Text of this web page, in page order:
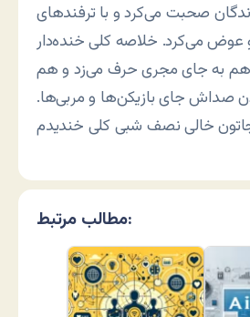
صحبت می‌کرد و با ترفندهای
عوض می‌کرد. خلاصه کلی خنده‌دار
هم به جای مجری حرف می‌زد و هم
صداش جای بازیکن‌ها و مربی‌ها.
مطالب مرتبط: